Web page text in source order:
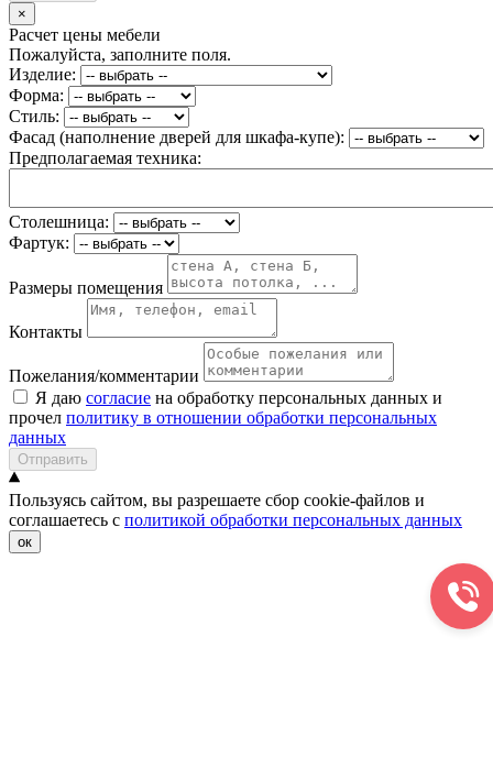
×
Расчет цены мебели
Пожалуйста, заполните поля.
Изделие:
Форма:
Стиль:
Фасад (наполнение дверей для шкафа-купе):
Предполагаемая техника:
Столешница:
Фартук:
Размеры помещения
Контакты
Пожелания/комментарии
Я даю согласие на обработку персональных данных и
прочел политику в отношении обработки персональных
данных
Отправить
Пользуясь сайтом, вы разрешаете сбор cookie-файлов и
соглашаетесь с политикой обработки персональных данных
ок